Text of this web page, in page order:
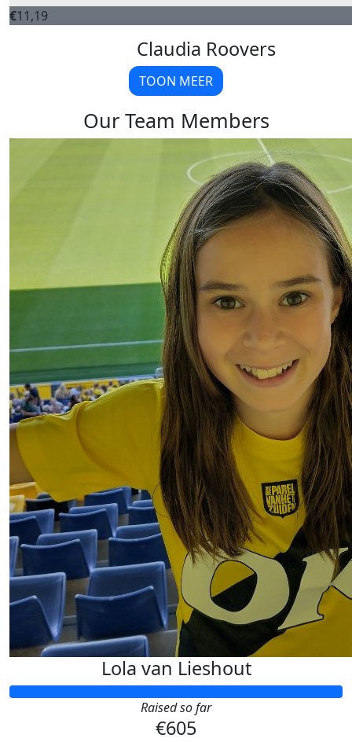
€11,19
Claudia Roovers
TOON MEER
Our Team Members
Lola van Lieshout
Raised so far
€605